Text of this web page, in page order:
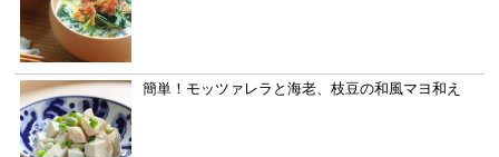
簡単！モッツァレラと海老、枝豆の和風マヨ和え